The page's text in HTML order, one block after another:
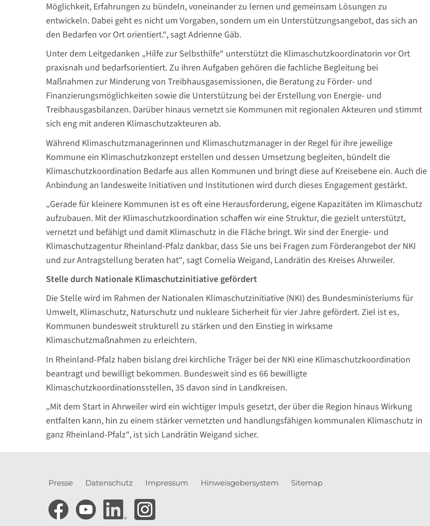
Möglichkeit, Erfahrungen zu bündeln, voneinander zu lernen und gemeinsam Lösungen zu
entwickeln. Dabei geht es nicht um Vorgaben, sondern um ein Unterstützungsangebot, das sich an
den Bedarfen vor Ort orientiert.“, sagt Adrienne Gäb.
Unter dem Leitgedanken „Hilfe zur Selbsthilfe“ unterstützt die Klimaschutzkoordinatorin vor Ort
praxisnah und bedarfsorientiert. Zu ihren Aufgaben gehören die fachliche Begleitung bei
Maßnahmen zur Minderung von Treibhausgasemissionen, die Beratung zu Förder- und
Finanzierungsmöglichkeiten sowie die Unterstützung bei der Erstellung von Energie- und
Treibhausgasbilanzen. Darüber hinaus vernetzt sie Kommunen mit regionalen Akteuren und stimmt
sich eng mit anderen Klimaschutzakteuren ab.
Während Klimaschutzmanagerinnen und Klimaschutzmanager in der Regel für ihre jeweilige
Kommune ein Klimaschutzkonzept erstellen und dessen Umsetzung begleiten, bündelt die
Klimaschutzkoordination Bedarfe aus allen Kommunen und bringt diese auf Kreisebene ein. Auch die
Anbindung an landesweite Initiativen und Institutionen wird durch dieses Engagement gestärkt.
„Gerade für kleinere Kommunen ist es oft eine Herausforderung, eigene Kapazitäten im Klimaschutz
aufzubauen. Mit der Klimaschutzkoordination schaffen wir eine Struktur, die gezielt unterstützt,
vernetzt und befähigt und damit Klimaschutz in die Fläche bringt. Wir sind der Energie- und
Klimaschutzagentur Rheinland-Pfalz dankbar, dass Sie uns bei Fragen zum Förderangebot der NKI
und zur Antragstellung beraten hat“, sagt Cornelia Weigand, Landrätin des Kreises Ahrweiler.
Stelle durch Nationale Klimaschutzinitiative gefördert
Die Stelle wird im Rahmen der Nationalen Klimaschutzinitiative (NKI) des Bundesministeriums für
Umwelt, Klimaschutz, Naturschutz und nukleare Sicherheit für vier Jahre gefördert. Ziel ist es,
Kommunen bundesweit strukturell zu stärken und den Einstieg in wirksame
Klimaschutzmaßnahmen zu erleichtern.
In Rheinland-Pfalz haben bislang drei kirchliche Träger bei der NKI eine Klimaschutzkoordination
beantragt und bewilligt bekommen. Bundesweit sind es 66 bewilligte
Klimaschutzkoordinationsstellen, 35 davon sind in Landkreisen.
„Mit dem Start in Ahrweiler wird ein wichtiger Impuls gesetzt, der über die Region hinaus Wirkung
entfalten kann, hin zu einem stärker vernetzten und handlungsfähigen kommunalen Klimaschutz in
ganz Rheinland-Pfalz“, ist sich Landrätin Weigand sicher.
Meta-
Navigation
Presse Datenschutz Impressum Hinweisgebersystem Sitemap